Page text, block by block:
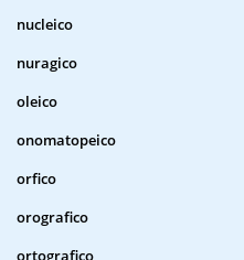
nucleico
nuragico
oleico
onomatopeico
orfico
orografico
ortografico